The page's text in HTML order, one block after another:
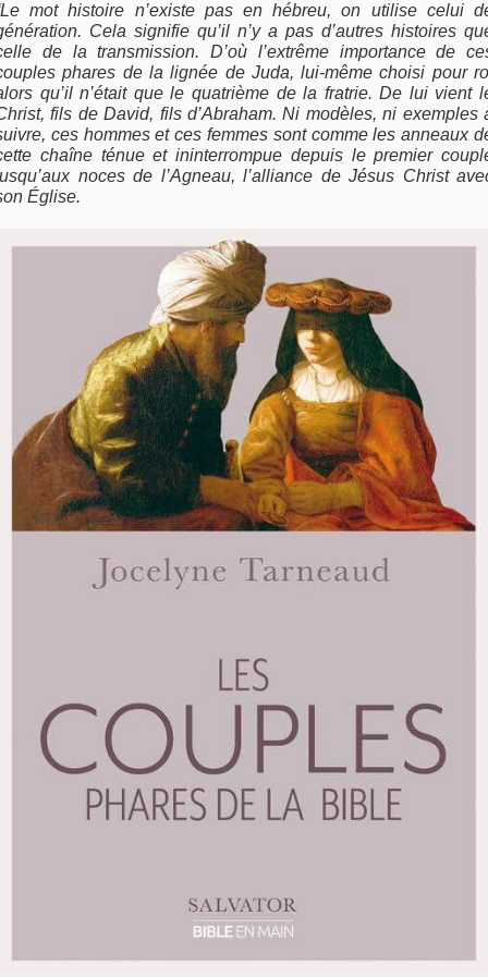
mot histoire n’existe pas en hébreu, on utilise celui
Cela signifie qu’il n’y a pas d’autres histoires
de la transmission. D’où l’extrême importance de
phares de la lignée de Juda, lui-même choisi pour
qu’il n’était que le quatrième de la fratrie. De lui vient
fils de David, fils d’Abraham. Ni modèles, ni exemples
ces hommes et ces femmes sont comme les anneaux
chaîne ténue et ininterrompue depuis le premier
noces de l’Agneau, l’alliance de Jésus Christ
Église.